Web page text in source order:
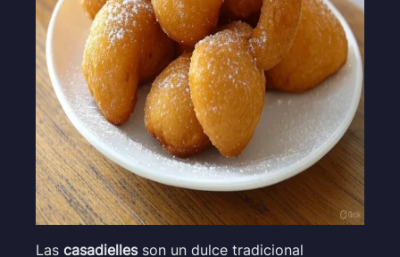
Las casadiellesson un dulce tradicional